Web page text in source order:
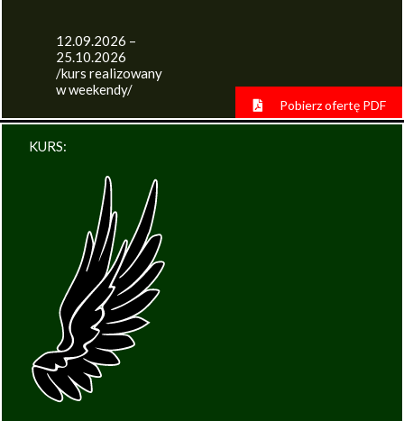
12.09.2026 –
25.10.2026
/kurs realizowany
w weekendy/
Pobierz ofertę PDF
KURS: